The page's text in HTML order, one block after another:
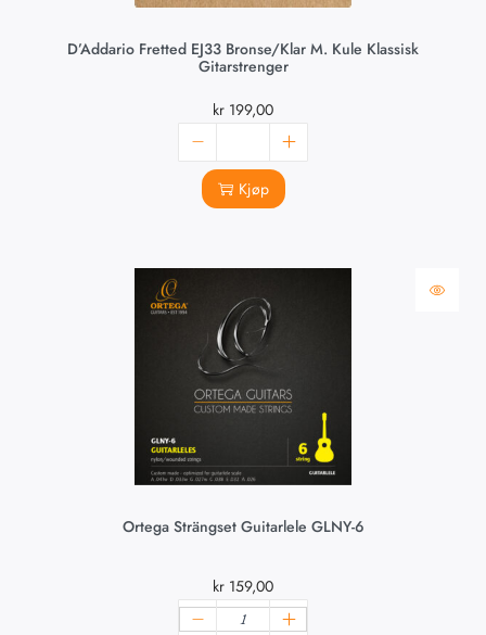
D’Addario Fretted EJ33 Bronse/Klar M. Kule Klassisk
Gitarstrenger
kr 199,00
Kjøp
Ortega Strängset Guitarlele GLNY-6
kr 159,00